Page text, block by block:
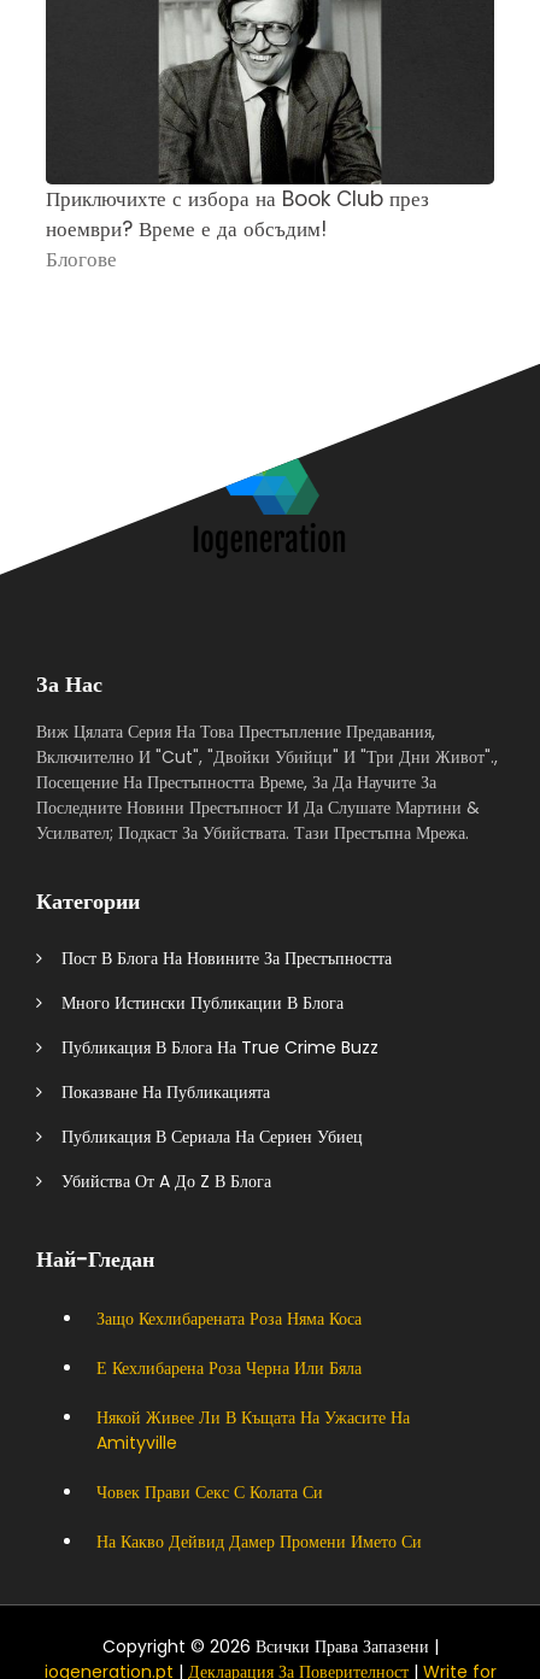
Приключихте с избора на Book Club през
ноември? Време е да обсъдим!
Блогове
За Нас
Виж Цялата Серия На Това Престъпление Предавания,
Включително И "Cut", "Двойки Убийци" И "Три Дни Живот".,
Посещение На Престъпността Време, За Да Научите За
Последните Новини Престъпност И Да Слушате Мартини &
Усилвател; Подкаст За Убийствата. Тази Престъпна Мрежа.
Категории
Пост В Блога На Новините За Престъпността
Много Истински Публикации В Блога
Публикация В Блога На True Crime Buzz
Показване На Публикацията
Публикация В Сериала На Сериен Убиец
Убийства От A До Z В Блога
Най-Гледан
Защо Кехлибарената Роза Няма Коса
Е Кехлибарена Роза Черна Или Бяла
Някой Живее Ли В Къщата На Ужасите На
Amityville
Човек Прави Секс С Колата Си
На Какво Дейвид Дамер Промени Името Си
Copyright © 2026 Всички Права Запазени |
iogeneration.pt | Декларация За Поверителност| Write for